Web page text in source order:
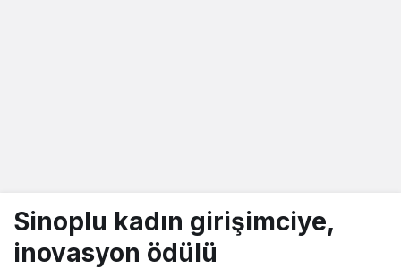
Sinoplu kadın girişimciye,
inovasyon ödülü